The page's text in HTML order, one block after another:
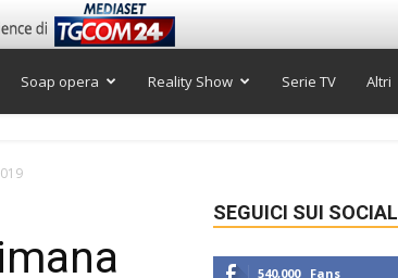
Soap opera Reality Show Serie TV Altri
SEGUICI SUI SOCIAL
540,000 Fans